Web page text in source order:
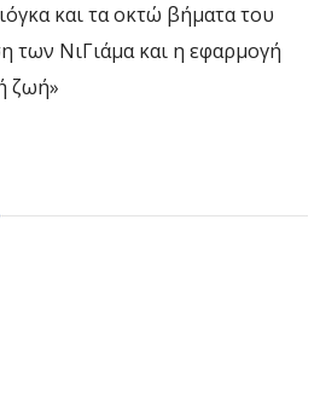
και τα οκτώ βήματα του
των ΝιΓιάμα και η εφαρμογή
ζωή»